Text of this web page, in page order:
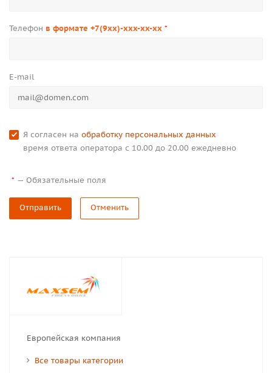
Телефон в формате +7(9xx)-xxx-xx-xx *
E-mail
Я согласен на обработку персональных данных
время ответа оператора с 10.00 до 20.00 ежедневно
* — Обязательные поля
Отправить Отменить
Европейская компания
Все товары категории